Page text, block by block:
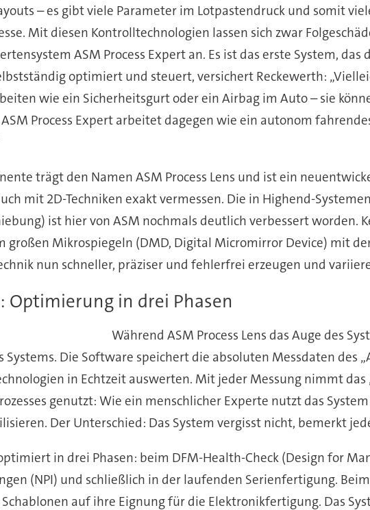
– es gibt viele Parameter im Lotpastendruck und somit
Mit diesen Kontrolltechnologien lassen sich zwar
ASM Process Expert an. Es ist das erste System,
optimiert und steuert, versichert Reckewerth:
wie ein Sicherheitsgurt oder ein Airbag im Auto – sie
Process Expert arbeitet dagegen wie ein autonom
trägt den Namen ASM Process Lens und ist ein
mit 2D-Techniken exakt vermessen. Die in Highend-
ist hier von ASM nochmals deutlich verbessert worden.
großen Mikrospiegeln (DMD, Digital Micromirror Device) mit
nun schneller, präziser und fehlerfrei erzeugen und
Optimierung in drei Phasen
Während ASM Process Lens das Auge des
Systems. Die Software speichert die absoluten Messdaten des
in Echtzeit auswerten. Mit jeder Messung nimmt
genutzt: Wie ein menschlicher Experte nutzt das
Der Unterschied: Das System vergisst nicht, bemerkt
in drei Phasen: beim DFM-Health-Check (Design for
(NPI) und schließlich in der laufenden Serienfertigung.
auf ihre Eignung für die Elektronikfertigung. Das